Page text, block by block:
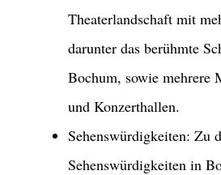
Theaterlandschaft mit
darunter das berühmte
Bochum, sowie mehrere
und Konzerthallen.
Sehenswürdigkeiten: Zu
Sehenswürdigkeiten in